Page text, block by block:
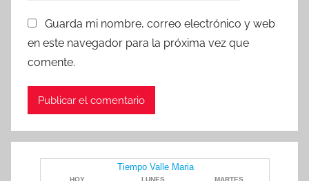
Guarda mi nombre, correo electrónico y web
en este navegador para la próxima vez que
comente.